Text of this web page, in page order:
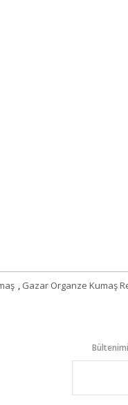
, Gazar Organze Kumaş